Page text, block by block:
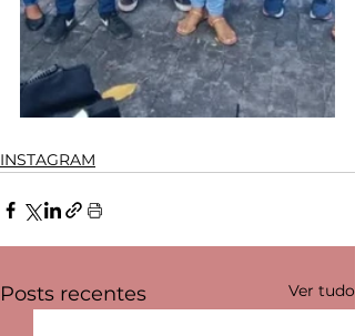
INSTAGRAM
Posts recentes Ver tudo